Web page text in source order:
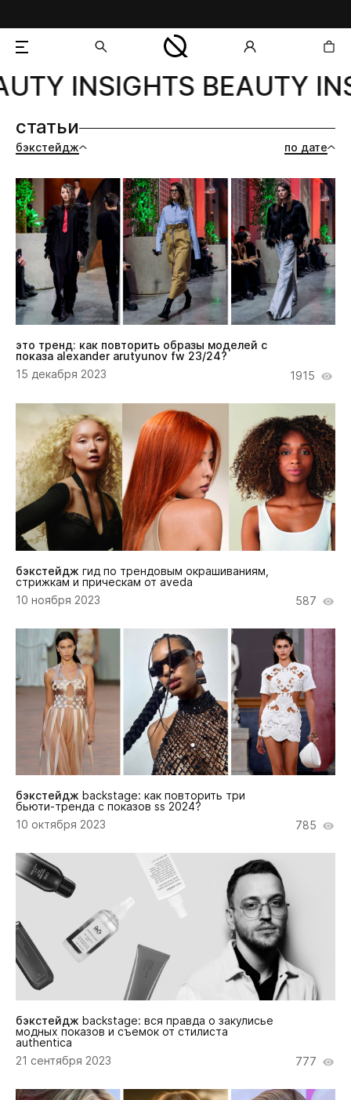
добавлен в корзину
INSIGHTS BEAUTY
бэкстейдж
статьи
по дате
это тренд: как повторить образы моделей с
показа alexander arutyunov fw 23/24?
15 декабря 2023
1915
бэкстейдж гид по трендовым окрашиваниям,
стрижкам и прическам от aveda
10 ноября 2023
587
бэкстейдж backstage: как повторить три
бьюти-тренда с показов ss 2024?
10 октября 2023
785
бэкстейдж backstage: вся правда о закулисье
модных показов и съемок от стилиста
authentica
21 сентября 2023
777